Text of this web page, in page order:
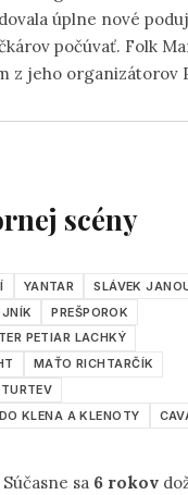
úplne nové
počúvať. Folk
z jeho organizátorov
scény
YANTAR
SLÁVEK
PREŠPOROK
PETIAR LACHKÝ
MAŤO RICHTARČÍK
KLENA A KLENOTY
Súčasne sa 6 rokov